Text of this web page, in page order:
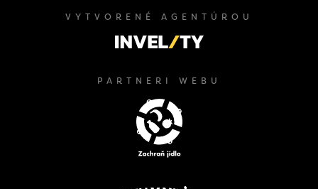
VYTVORENÉ AGENTÚROU
PARTNERI WEBU